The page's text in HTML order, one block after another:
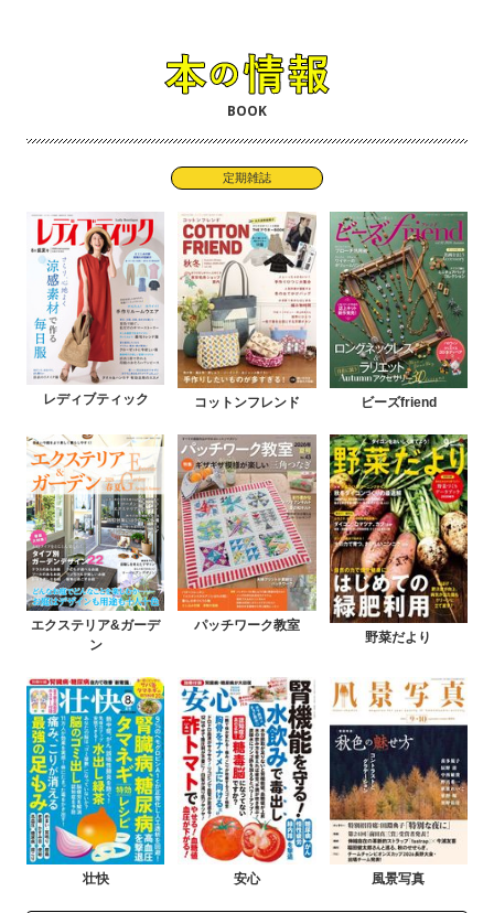
BOOK
定期雑誌
レディブティック コットンフレンド ビーズfriend
エクステリア&ガーデ
ン
パッチワーク教室
野菜だより
壮快 安心 風景写真